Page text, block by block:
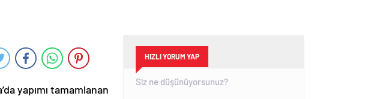
yapımı tamamlanan
HIZLI YORUM YAP